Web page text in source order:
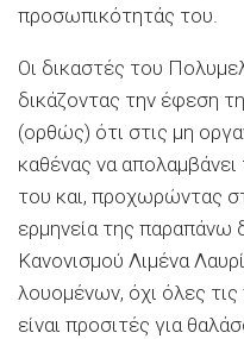
προσωπικότητάς του.
Οι δικαστές του
δικάζοντας την έφεση
(ορθώς) ότι στις μη
καθένας να
του και, προχωρώντας
ερμηνεία της παραπάνω
Κανονισμού Λιμένα
λουομένων, όχι όλες
είναι προσιτές για